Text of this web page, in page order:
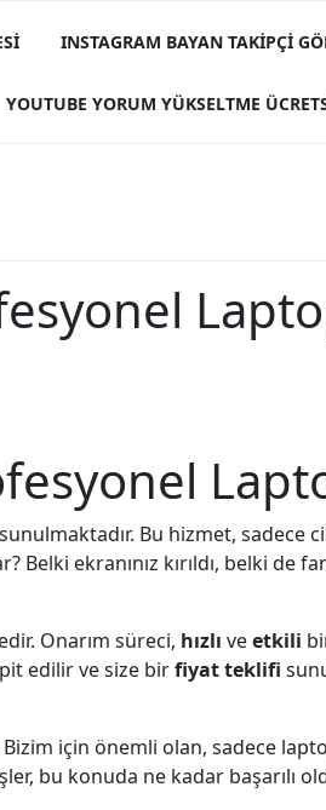
INSTAGRAM BAYAN TAKIPÇI
YOUTUBE YORUM YÜKSELTME
Bu hizmet, sadece
ekranınız kırıldı, belki de
Onarım süreci, hızlı veetkili
edilir ve size birfiyat teklifi
için önemli olan, sadece
bu konuda ne kadar başarılı